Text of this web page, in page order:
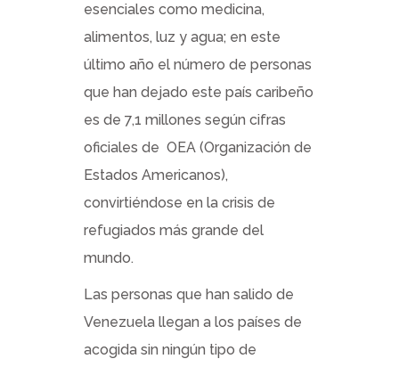
esenciales como medicina,
alimentos, luz y agua; en este
último año el número de personas
que han dejado este país caribeño
es de 7,1 millones según cifras
oficiales de OEA (Organización de
Estados Americanos),
convirtiéndose en la crisis de
refugiados más grande del
mundo.
Las personas que han salido de
Venezuela llegan a los países de
acogida sin ningún tipo de